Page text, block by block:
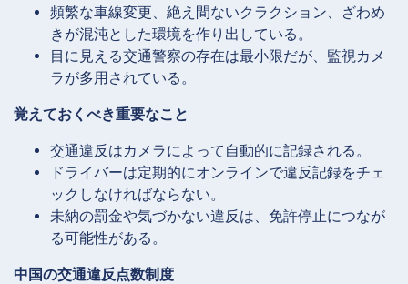
頻繁な車線変更、絶え間ないクラクション、ざわめ
きが混沌とした環境を作り出している。
目に見える交通警察の存在は最小限だが、監視カメ
ラが多用されている。
覚えておくべき重要なこと
交通違反はカメラによって自動的に記録される。
ドライバーは定期的にオンラインで違反記録をチェ
ックしなければならない。
未納の罰金や気づかない違反は、免許停止につなが
る可能性がある。
中国の交通違反点数制度